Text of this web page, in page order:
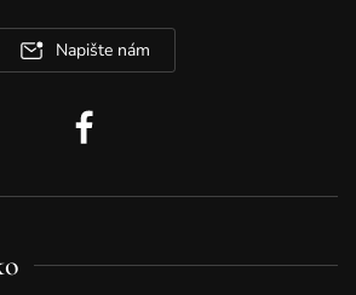
Napište nám